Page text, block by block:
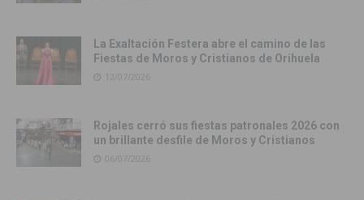
La Exaltación Festera abre el camino de las
Fiestas de Moros y Cristianos de Orihuela
12/07/2026
Rojales cerró sus fiestas patronales 2026 con
un brillante desfile de Moros y Cristianos
06/07/2026